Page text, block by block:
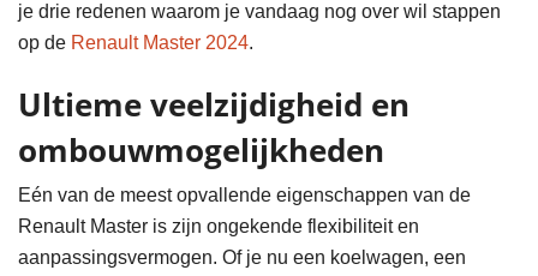
je drie redenen waarom je vandaag nog over wil stappen
op de Renault Master 2024.
Ultieme veelzijdigheid en
ombouwmogelijkheden
Eén van de meest opvallende eigenschappen van de
Renault Master is zijn ongekende flexibiliteit en
aanpassingsvermogen. Of je nu een koelwagen, een